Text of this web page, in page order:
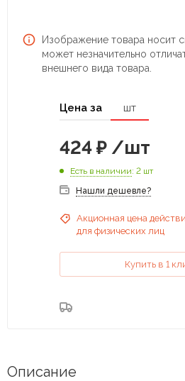
Изображение товара носит
может незначительно
внешнего вида товара.
Цена за шт
424 ₽ /шт
Есть в наличии: 2 шт
Нашли дешевле?
Акционная цена
для физических лиц
Купить в 1
Описание